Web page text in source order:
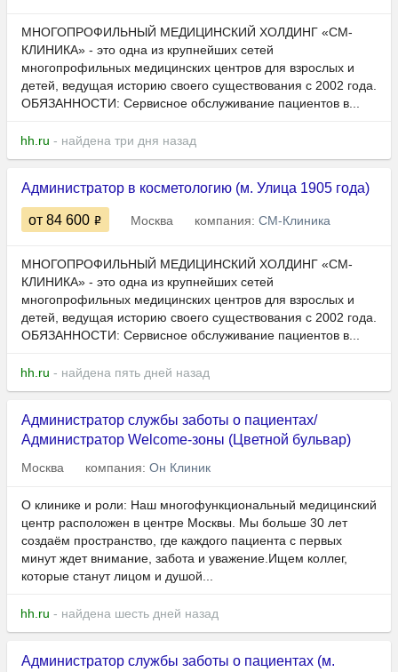
МНОГОПРОФИЛЬНЫЙ МЕДИЦИНСКИЙ ХОЛДИНГ «СМ-
КЛИНИКА» - это одна из крупнейших сетей
многопрофильных медицинских центров для взрослых и
детей, ведущая историю своего существования с 2002 года.
ОБЯЗАННОСТИ: Сервисное обслуживание пациентов в...
hh.ru - найдена три дня назад
Администратор в косметологию (м. Улица 1905 года)
от 84 600 Москва компания: СМ-Клиника
МНОГОПРОФИЛЬНЫЙ МЕДИЦИНСКИЙ ХОЛДИНГ «СМ-
КЛИНИКА» - это одна из крупнейших сетей
многопрофильных медицинских центров для взрослых и
детей, ведущая историю своего существования с 2002 года.
ОБЯЗАННОСТИ: Сервисное обслуживание пациентов в...
hh.ru - найдена пять дней назад
Администратор службы заботы о пациентах/
Администратор Welcome-зоны (Цветной бульвар)
Москва компания: Он Клиник
О клинике и роли: Наш многофункциональный медицинский
центр расположен в центре Москвы. Мы больше 30 лет
создаём пространство, где каждого пациента с первых
минут ждет внимание, забота и уважение.Ищем коллег,
которые станут лицом и душой...
hh.ru - найдена шесть дней назад
Администратор службы заботы о пациентах (м.